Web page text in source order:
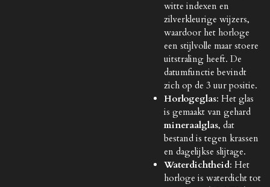
witte indexen en
zilverkleurige wijzers,
waardoor het horloge
een stijlvolle maar stoere
uitstraling heeft. De
datumfunctie bevindt
zich op de 3 uur positie.
Horlogeglas: Het glas
is gemaakt van gehard
mineraalglas, dat
bestand is tegen krassen
en dagelijkse slijtage.
Waterdichtheid: Het
horloge is waterdicht tot